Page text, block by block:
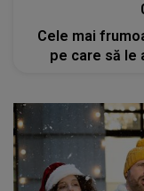
Cele mai
pe care să le